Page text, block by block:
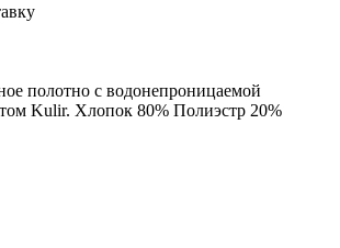
полотно с водонепроницаемой
Kulir. Хлопок 80% Полиэстр 20%